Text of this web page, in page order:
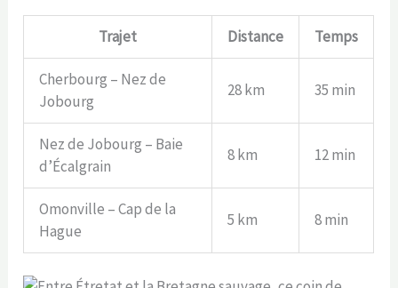
Trajet Distance Temps
Cherbourg – Nez de
Jobourg
28 km 35 min
Nez de Jobourg – Baie
d’Écalgrain
8 km 12 min
Omonville – Cap de la
Hague
5 km 8 min